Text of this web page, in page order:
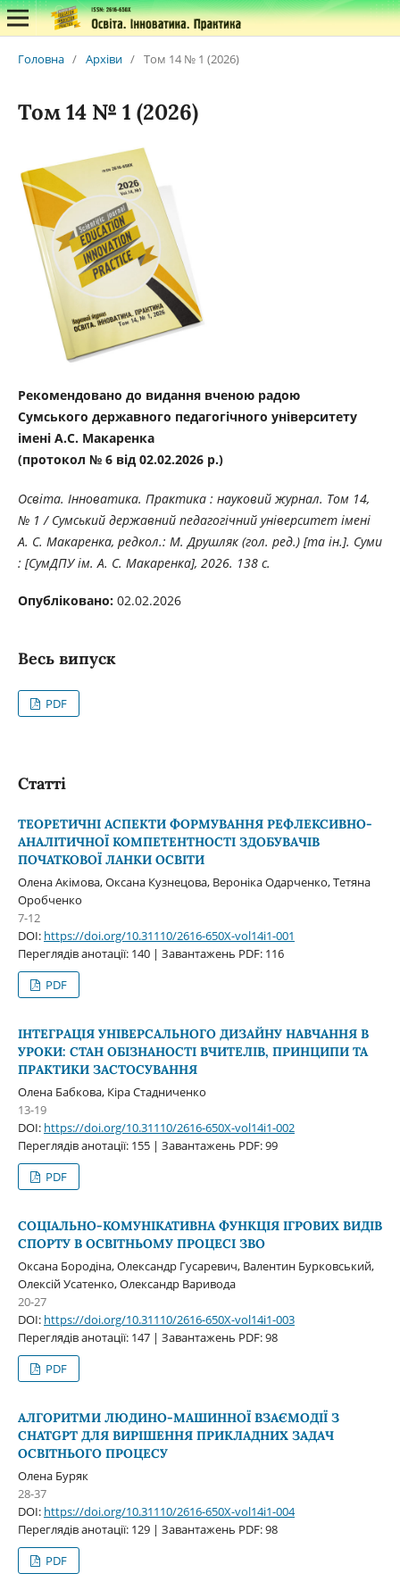
Головна / Архіви / Том 14 № 1 (2026)
Том 14 № 1 (2026)
Рекомендовано до видання вченою радою
Сумського державного педагогічного університету
імені А.С. Макаренка
(протокол № 6 від 02.02.2026 р.)
Освіта. Інноватика. Практика : науковий журнал. Том 14,
№ 1 / Сумський державний педагогічний університет імені
А. С. Макаренка, редкол.: М. Друшляк (гол. ред.) [та ін.]. Суми
: [СумДПУ ім. А. С. Макаренка], 2026. 138 с.
Опубліковано: 02.02.2026
Весь випуск
PDF
Статті
ТЕОРЕТИЧНІ АСПЕКТИ ФОРМУВАННЯ РЕФЛЕКСИВНО-
АНАЛІТИЧНОЇ КОМПЕТЕНТНОСТІ ЗДОБУВАЧІВ
ПОЧАТКОВОЇ ЛАНКИ ОСВІТИ
Олена Акімова, Оксана Кузнецова, Вероніка Одарченко, Тетяна
Оробченко
7-12
DOI: https://doi.org/10.31110/2616-650X-vol14i1-001
Переглядів анотації: 140 | Завантажень PDF: 116
PDF
ІНТЕГРАЦІЯ УНІВЕРСАЛЬНОГО ДИЗАЙНУ НАВЧАННЯ В
УРОКИ: СТАН ОБІЗНАНОСТІ ВЧИТЕЛІВ, ПРИНЦИПИ ТА
ПРАКТИКИ ЗАСТОСУВАННЯ
Олена Бабкова, Кіра Стадниченко
13-19
DOI: https://doi.org/10.31110/2616-650X-vol14i1-002
Переглядів анотації: 155 | Завантажень PDF: 99
PDF
СОЦІАЛЬНО-КОМУНІКАТИВНА ФУНКЦІЯ ІГРОВИХ ВИДІВ
СПОРТУ В ОСВІТНЬОМУ ПРОЦЕСІ ЗВО
Оксана Бородіна, Олександр Гусаревич, Валентин Бурковський,
Олексій Усатенко, Олександр Варивода
20-27
DOI: https://doi.org/10.31110/2616-650X-vol14i1-003
Переглядів анотації: 147 | Завантажень PDF: 98
PDF
АЛГОРИТМИ ЛЮДИНО-МАШИННОЇ ВЗАЄМОДІЇ З
CHATGPT ДЛЯ ВИРІШЕННЯ ПРИКЛАДНИХ ЗАДАЧ
ОСВІТНЬОГО ПРОЦЕСУ
Олена Буряк
28-37
DOI: https://doi.org/10.31110/2616-650X-vol14i1-004
Переглядів анотації: 129 | Завантажень PDF: 98
PDF